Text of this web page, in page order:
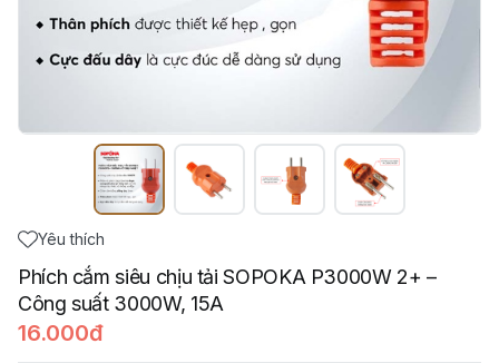
Yêu thích
Phích cắm siêu chịu tải SOPOKA P3000W 2+ –
Công suất 3000W, 15A
16.000đ